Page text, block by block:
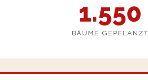
1.550
BÄUME GEPFLANZT